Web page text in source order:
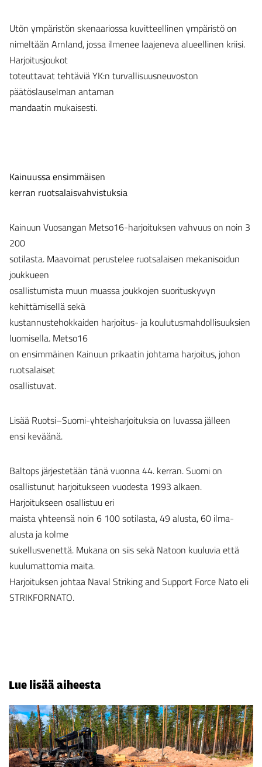
Utön ympäristön skenaariossa kuvitteellinen ympäristö on
nimeltään Arnland, jossa ilmenee laajeneva alueellinen kriisi.
Harjoitusjoukot
toteuttavat tehtäviä YK:n turvallisuusneuvoston
päätöslauselman antaman
mandaatin mukaisesti.
Kainuussa ensimmäisen
kerran ruotsalaisvahvistuksia
Kainuun Vuosangan Metso16-harjoituksen vahvuus on noin 3
200
sotilasta. Maavoimat perustelee ruotsalaisen mekanisoidun
joukkueen
osallistumista muun muassa joukkojen suorituskyvyn
kehittämisellä sekä
kustannustehokkaiden harjoitus- ja koulutusmahdollisuuksien
luomisella. Metso16
on ensimmäinen Kainuun prikaatin johtama harjoitus, johon
ruotsalaiset
osallistuvat.
Lisää Ruotsi–Suomi-yhteisharjoituksia on luvassa jälleen
ensi keväänä.
Baltops järjestetään tänä vuonna 44. kerran. Suomi on
osallistunut harjoitukseen vuodesta 1993 alkaen.
Harjoitukseen osallistuu eri
maista yhteensä noin 6 100 sotilasta, 49 alusta, 60 ilma-
alusta ja kolme
sukellusvenettä. Mukana on siis sekä Natoon kuuluvia että
kuulumattomia maita.
Harjoituksen johtaa Naval Striking and Support Force Nato eli
STRIKFORNATO.
Lue lisää aiheesta